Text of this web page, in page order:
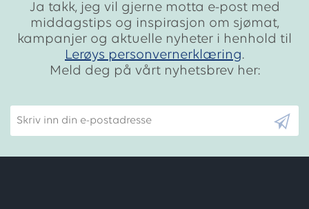
Ja takk, jeg vil gjerne motta e-post med
middagstips og inspirasjon om sjømat,
kampanjer og aktuelle nyheter i henhold til
Lerøys personvernerklæring.
Meld deg på vårt nyhetsbrev her: